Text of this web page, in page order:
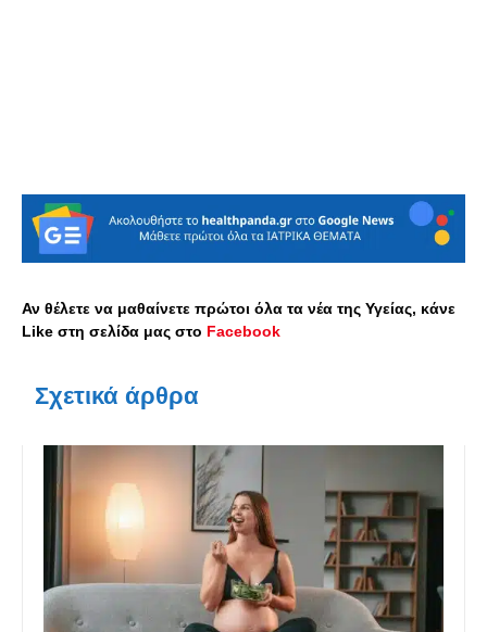
Αν θέλετε να μαθαίνετε πρώτοι όλα τα νέα της Υγείας, κάνε
Like στη σελίδα μας στο Facebook
Σχετικά άρθρα